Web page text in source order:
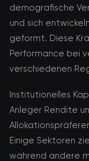
demografische
und sich
geformt. Diese
Performance bei
verschiedenen
Institutionelles
Anleger Rendite
Einige Sektoren
während andere